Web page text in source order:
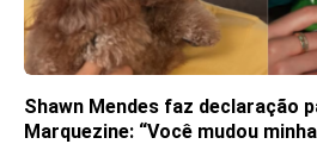
Shawn Mendes faz declaração
Marquezine: “Você mudou